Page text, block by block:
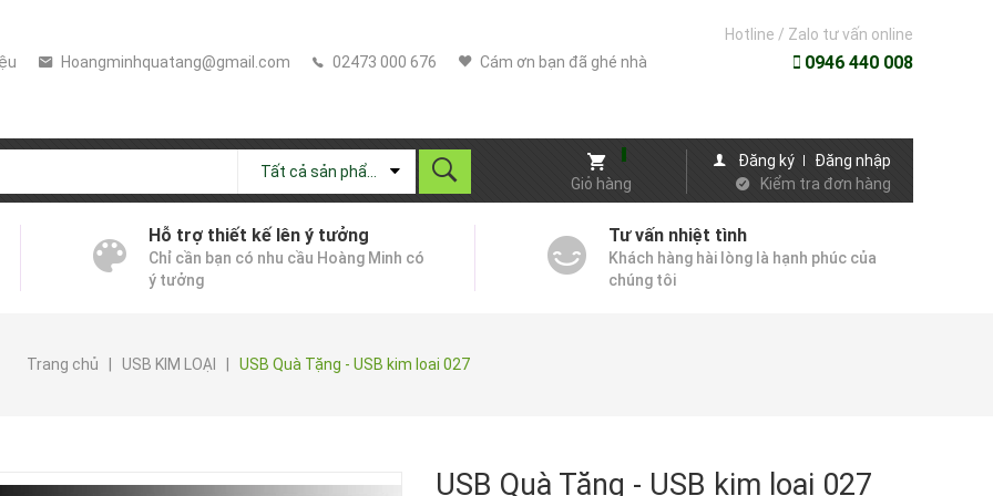
Hoangminhquatang@gmail.com 02473 000 676 Cám ơn bạn đã ghé nhà
Hotline / Zalo tư vấn online
0946 440 008
Giỏ hàng
Đăng ký
Đăng nhập
Kiểm tra đơn hàng
Hỗ trợ thiết kế lên ý tưởng
Chỉ cần bạn có nhu cầu Hoàng Minh có
ý tưởng
Tư vấn nhiệt tình
Khách hàng hài lòng là hạnh phúc của
chúng tôi
Trang chủ USB KIM LOẠI USB Quà Tặng - USB kim loai 027
USB Quà Tặng - USB kim loai 027